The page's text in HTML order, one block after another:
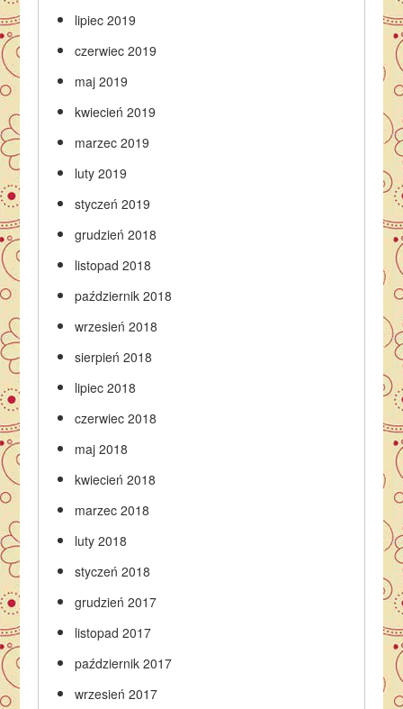
lipiec 2019
czerwiec 2019
maj 2019
kwiecień 2019
marzec 2019
luty 2019
styczeń 2019
grudzień 2018
listopad 2018
październik 2018
wrzesień 2018
sierpień 2018
lipiec 2018
czerwiec 2018
maj 2018
kwiecień 2018
marzec 2018
luty 2018
styczeń 2018
grudzień 2017
listopad 2017
październik 2017
wrzesień 2017